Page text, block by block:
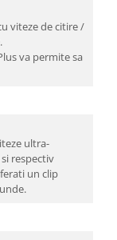
viteze de citire /
va permite sa
ultra-
respectiv
un clip